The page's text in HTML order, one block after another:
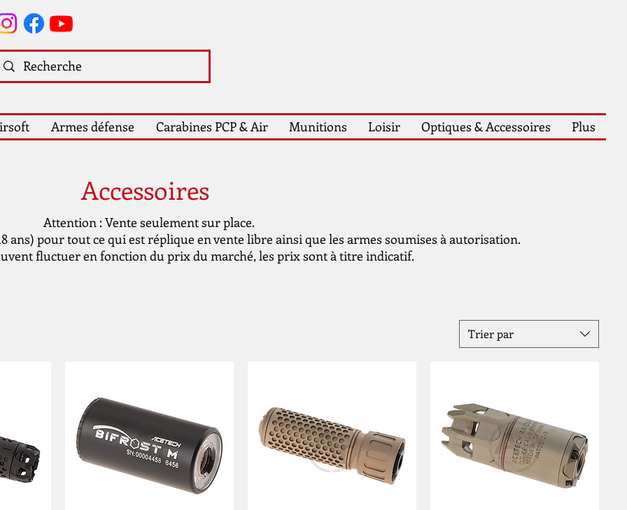
Armes défense Carabines PCP & Air Munitions Loisir Optiques & Accessoires Plus
Accessoires
Attention : Vente seulement sur place.
ans) pour tout ce qui est réplique en vente libre ainsi que les armes soumises à autorisation.
fluctuer en fonction du prix du marché, les prix sont à titre indicatif.
Trier par